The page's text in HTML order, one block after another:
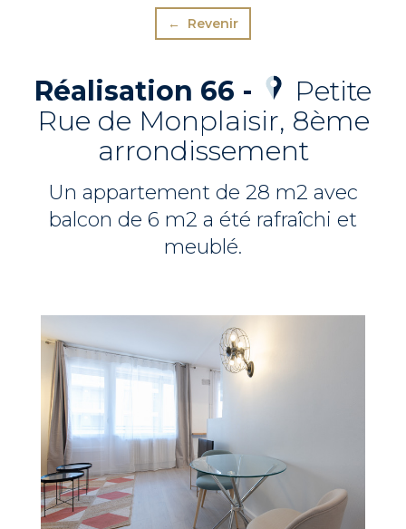
← Revenir
Réalisation 66 -
Petite
Rue de Monplaisir, 8ème
arrondissement
Un appartement de 28 m2 avec
balcon de 6 m2 a été rafraîchi et
meublé.